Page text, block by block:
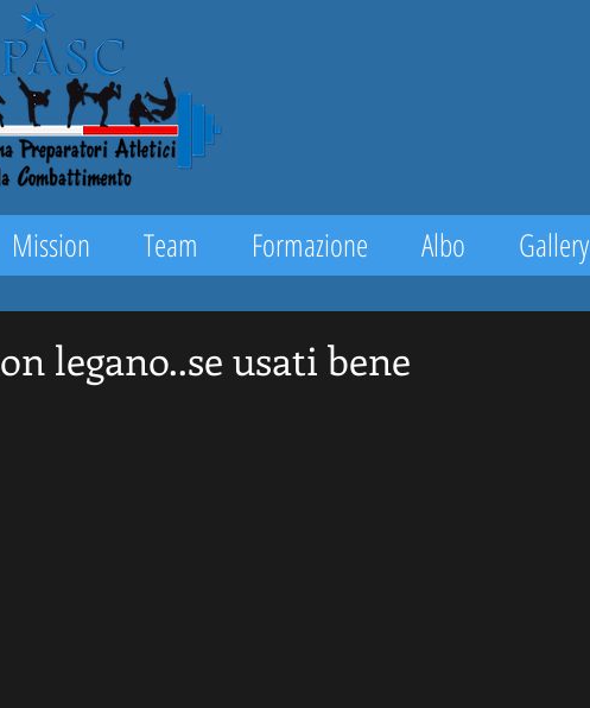
Mission Team Formazione Albo Gallery
legano..se usati bene